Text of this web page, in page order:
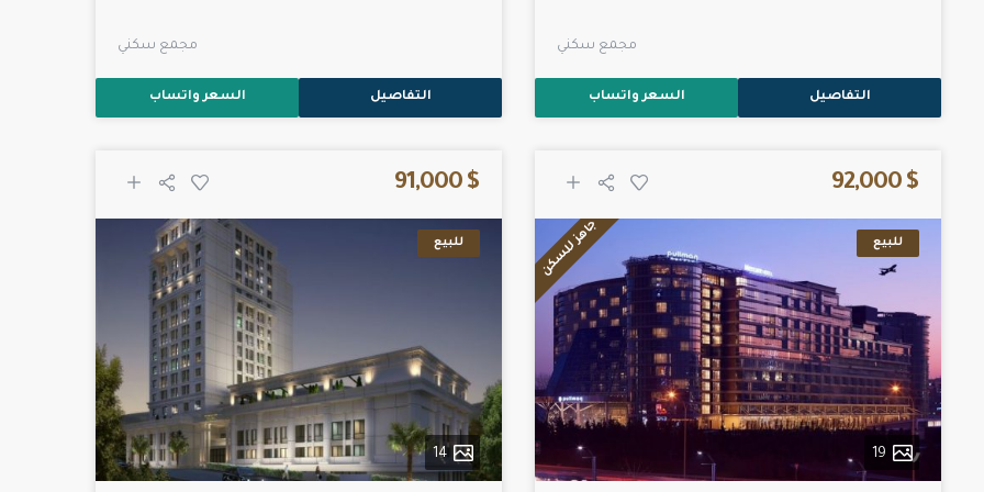
مجمع سكني
التفاصيل السعر واتساب
مجمع سكني
التفاصيل السعر واتساب
$ 92,000
للبيع جاهز للسكن
19
$ 91,000
للبيع
14